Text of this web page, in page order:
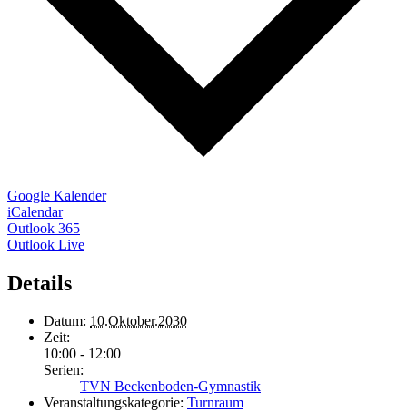
Google Kalender
iCalendar
Outlook 365
Outlook Live
Details
Datum: 10.Oktober.2030
Zeit:
10:00 - 12:00
Serien:
TVN Beckenboden-Gymnastik
Veranstaltungskategorie: Turnraum